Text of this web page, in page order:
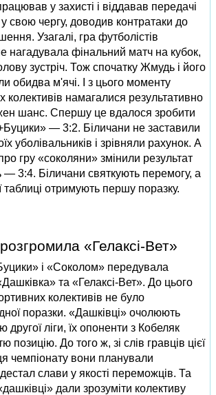
у захисті і віддавав передачі
свою чергу, доводив контратаки до
Узагалі, гра футболістів
нагадувала фінальний матч на кубок,
зустріч. Тож спочатку Жмудь і його
обидва м'ячі. І з цього моменту
колективів намагалися результативно
шанс. Спершу це вдалося зробити
— 3:2. Біличани не заставили
уболівальників і зрівняли рахунок. А
гру «соколяни» змінили результат
— 3:4. Біличани святкують перемогу, а
таблиці отримують першу поразку.
«Гелаксі-Вет»
і «Соколом» передувала
та «Гелаксі-Вет». До цього
колективів не було
поразки. «Дашківці» очолюють
другої ліги, їх опоненти з Кобеляк
позицію. До того ж, зі слів гравців цієї
чемпіонату вони планували
слави у якості переможців. Та
дали зрозуміти колективу